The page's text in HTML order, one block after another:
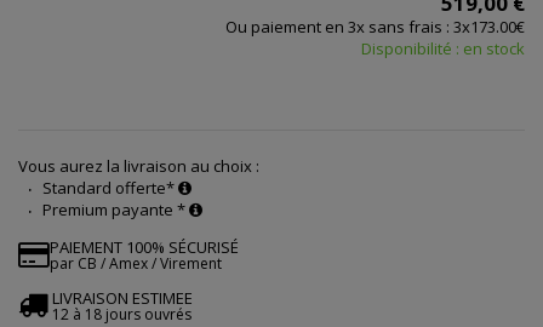
Ou paiement en 3x sans frais : 3x173.00€
Disponibilité : en stock
Vous aurez la livraison au choix :
Standard offerte*
Premium payante *
PAIEMENT 100% SÉCURISÉ
par CB / Amex / Virement
LIVRAISON ESTIMEE
12 à 18 jours ouvrés